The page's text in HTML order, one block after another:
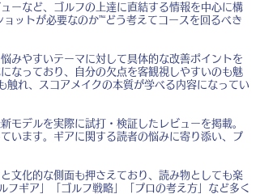
ーなど、ゴルフの上達に直結する情報を中心に構
ットが必要なのか”“どう考えてコースを回るべき
みやすいテーマに対して具体的な改善ポイントを
なっており、自分の欠点を客観視しやすいのも魅
触れ、スコアメイクの本質が学べる内容になってい
モデルを実際に試打・検証したレビューを掲載。
います。ギアに関する読者の悩みに寄り添い、プ
文化的な側面も押さえており、読み物としても楽
ギア」「ゴルフ戦略」「プロの考え方」など多く